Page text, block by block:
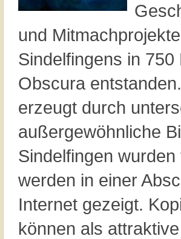
und
Sindelfingens in
Obscura
erzeugt durch
außergewöhnliche
Sindelfingen
werden in einer
Internet gezeigt.
können als